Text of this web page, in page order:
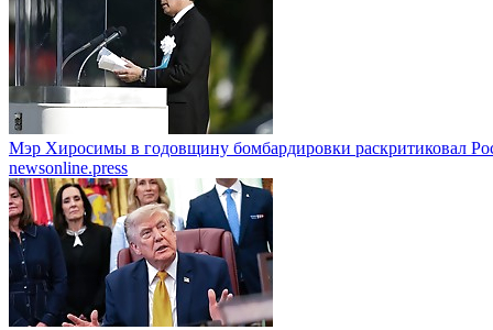
Мэр Хиросимы в годовщину бомбардировки раскритиковал
newsonline.press